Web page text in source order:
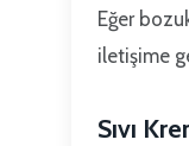
Eğer
iletişime
Sıvı